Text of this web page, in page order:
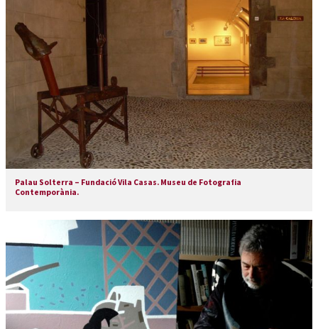
Palau Solterra – Fundació Vila Casas. Museu de Fotografia
Contemporània.